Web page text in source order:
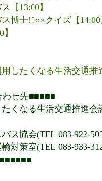
【13:00】
博士!?○×クイズ【14:00
たくなる生活交通推
せ先■■■■■
くなる生活交通推進会
ス協会(TEL 083-922-
対策室(TEL 083-933-